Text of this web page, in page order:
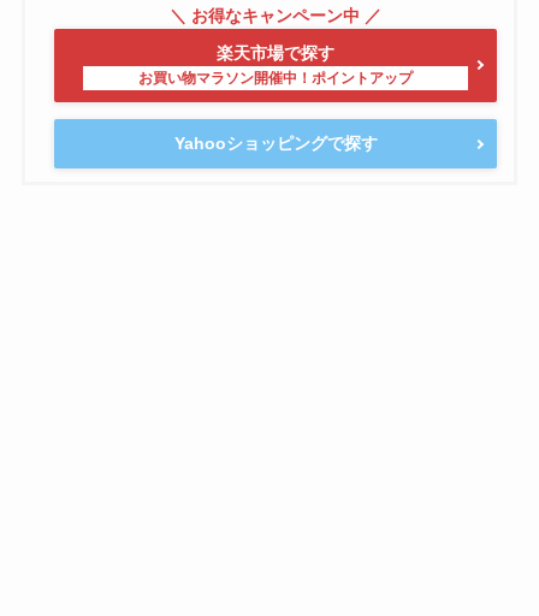
楽天市場で探す
Yahooショッピングで探す